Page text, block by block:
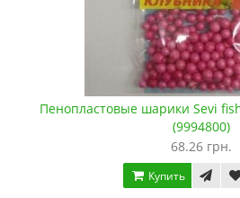
Пенопластовые шарики Sevi
(9994800)
68.26 грн.
Купить